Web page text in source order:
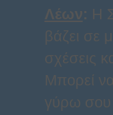
Λέων: Η
βάζει σε
σχέσεις
Μπορεί
γύρω σου